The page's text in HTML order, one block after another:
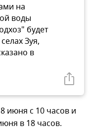
на
воды
будет
Зуя,
в
июня с 10 часов и
в 18 часов.